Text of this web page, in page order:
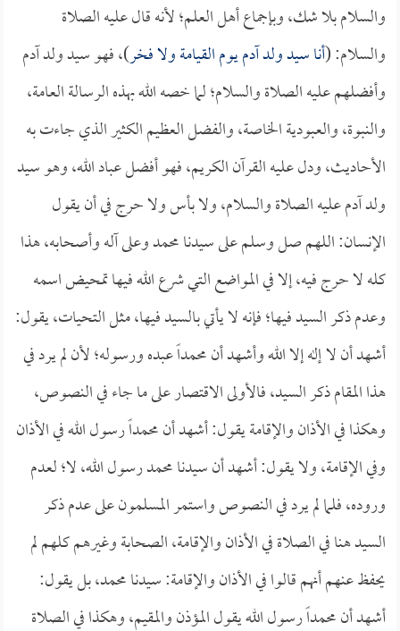
والسلام بلا شك، وبإجماع أهل العلم؛ لأنه قال عليه الصلاة
والسلام: (أنا سيد ولد آدم يوم القيامة ولا فخر)، فهو سيد ولد آدم
وأفضلهم عليه الصلاة والسلام؛ لما خصه الله بهذه الرسالة العامة،
والنبوة، والعبودية الخاصة، والفضل العظيم الكثير الذي جاءت به
الأحاديث، ودل عليه القرآن الكريم، فهو أفضل عباد الله، وهو سيد
ولد آدم عليه الصلاة والسلام، ولا بأس ولا حرج في أن يقول
الإنسان: اللهم صل وسلم على سيدنا محمد وعلى آله وأصحابه، هذا
كله لا حرج فيه، إلا في المواضع التي شرع الله فيها تمحيض اسمه
وعدم ذكر السيد فيها؛ فإنه لا يأتي بالسيد فيها، مثل التحيات، يقول:
أشهد أن لا إله إلا الله وأشهد أن محمداً عبده ورسوله؛ لأن لم يرد في
هذا المقام ذكر السيد، فالأولى الاقتصار على ما جاء في النصوص،
وهكذا في الأذان والإقامة يقول: أشهد أن محمداً رسول الله في الأذان
وفي الإقامة، ولا يقول: أشهد أن سيدنا محمد رسول الله، لا؛ لعدم
وروده، فلما لم يرد في النصوص واستمر المسلمون على عدم ذكر
السيد هنا في الصلاة في الأذان والإقامة، الصحابة وغيرهم كلهم لم
يحفظ عنهم أنهم قالوا في الأذان والإقامة: سيدنا محمد، بل يقول:
أشهد أن محمداً رسول الله يقول المؤذن والمقيم، وهكذا في الصلاة